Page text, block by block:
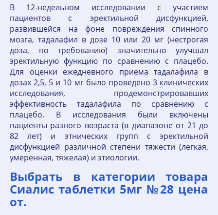
В 12-недельном исследовании с участием
пациентов с эректильной дисфункцией,
развившейся на фоне повреждения спинного
мозга, тадалафил в дозе 10 или 20 мг (нестрогая
доза, по требованию) значительно улучшал
эректильную функцию по сравнению с плацебо.
Для оценки ежедневного приема тадалафила в
дозах 2,5, 5 и 10 мг было проведено 3 клинических
исследования, продемонстрировавших
эффективность тадалафила по сравнению с
плацебо. В исследования были включены
пациенты разного возраста (в диапазоне от 21 до
82 лет) и этнических групп с эректильной
дисфункцией различной степени тяжести (легкая,
умеренная, тяжелая) и этиологии.
Выбрать в категории товара
Сиалис таблетки 5мг №28 цена
от.